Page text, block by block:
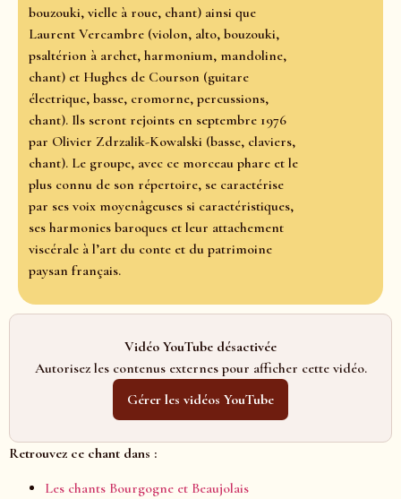
bouzouki, vielle à roue, chant) ainsi que
Laurent Vercambre (violon, alto, bouzouki,
psaltérion à archet, harmonium, mandoline,
chant) et Hughes de Courson (guitare
électrique, basse, cromorne, percussions,
chant). Ils seront rejoints en septembre 1976
par Olivier Zdrzalik-Kowalski (basse, claviers,
chant). Le groupe, avec ce morceau phare et le
plus connu de son répertoire, se caractérise
par ses voix moyenâgeuses si caractéristiques,
ses harmonies baroques et leur attachement
viscérale à l’art du conte et du patrimoine
paysan français.
Vidéo YouTube désactivée
Autorisez les contenus externes pour afficher cette vidéo.
Gérer les vidéos YouTube
Retrouvez ce chant dans :
Les chants Bourgogne et Beaujolais